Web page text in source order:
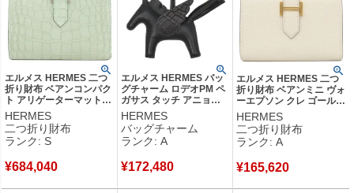
エルメス HERMES 二つ
折り財布 ベアンコンパク
ト アリゲーターマット
ヴェールデュー シルバー
金具 緑 クロコ B 【箱】
【中古】未使用保管品
HERMES
二つ折り財布
ランク: S
¥684,040
エルメス HERMES バッ
グチャーム ロデオPM ペ
ガサス タッチ アニョー
ミロ アリゲーター ブラ
ック 黒 単色 ソーブラッ
ク クロコ U 【箱】
【中古】中古美品
HERMES
バッグチャーム
ランク: A
¥172,480
エルメス HERMES 二つ
折り財布 ベアンミニ ヴォ
ーエプソン クレ ゴールド
金具 オフホワイト コンパ
クト 2024年製 W 【箱】
【中古】中古美品
HERMES
二つ折り財布
ランク: A
¥165,620